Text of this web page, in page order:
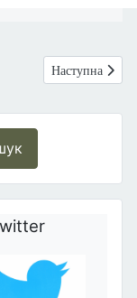
ВІДБУДЕТЬСЯ У
Наступна
Наступна